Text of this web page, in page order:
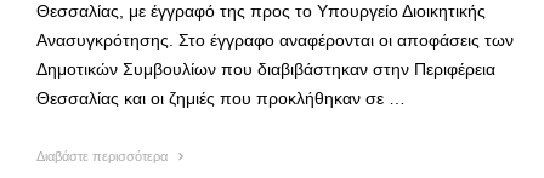
Θεσσαλίας, με έγγραφό της προς το Υπουργείο Διοικητικής
Ανασυγκρότησης. Στο έγγραφο αναφέρονται οι αποφάσεις των
Δημοτικών Συμβουλίων που διαβιβάστηκαν στην Περιφέρεια
Θεσσαλίας και οι ζημιές που προκλήθηκαν σε …
Διαβάστε περισσότερα